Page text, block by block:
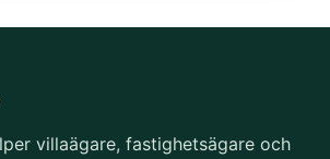
villaägare, fastighetsägare och